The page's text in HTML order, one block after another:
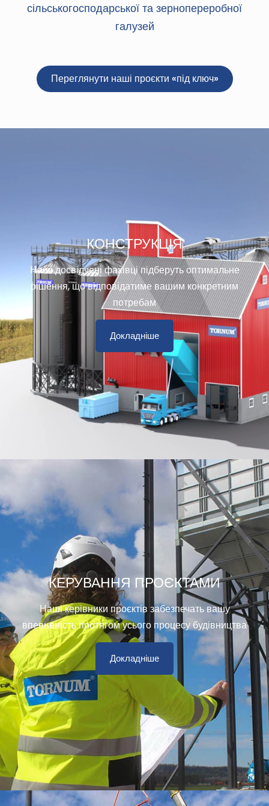
сільськогосподарської та зернопереробної
галузей
Переглянути наші проєкти «під ключ»
КОНСТРУКЦІЯ
Наші досвідчені фахівці підберуть оптимальне
рішення, що відповідатиме вашим конкретним
потребам
Докладніше
КЕРУВАННЯ ПРОЄКТАМИ
Наші керівники проєктів забезпечать вашу
впевненість протягом усього процесу будівництва
Докладніше